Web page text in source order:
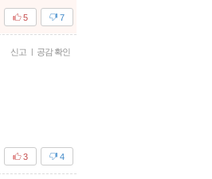
7
5
신고 | 공감 확인
4
3